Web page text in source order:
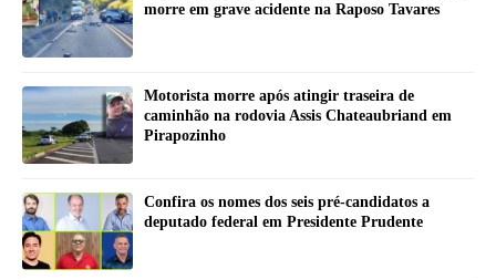
morre em grave acidente na Raposo Tavares
Motorista morre após atingir traseira de
caminhão na rodovia Assis Chateaubriand em
Pirapozinho
Confira os nomes dos seis pré-candidatos a
deputado federal em Presidente Prudente